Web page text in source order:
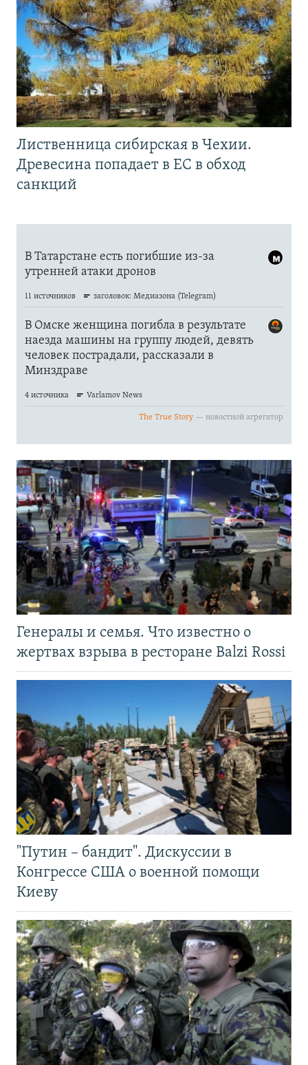
Лиственница сибирская в Чехии.
Древесина попадает в ЕС в обход
санкций
Генералы и семья. Что известно о
жертвах взрыва в ресторане Balzi Rossi
"Путин – бандит". Дискуссии в
Конгрессе США о военной помощи
Киеву